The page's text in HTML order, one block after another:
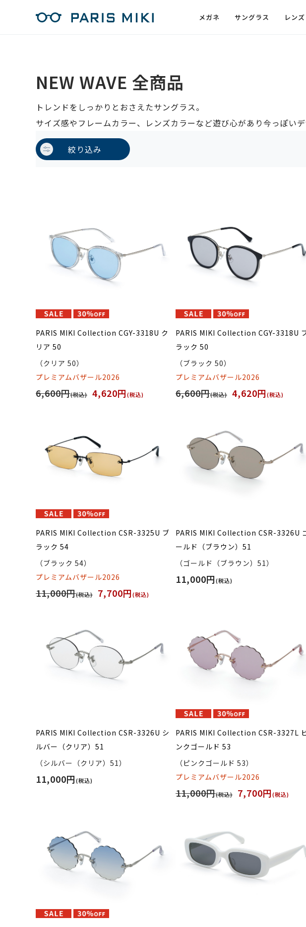
メガネ サングラス レンズ
NEW WAVE 全商品
トレンドをしっかりとおさえたサングラス。
サイズ感やフレームカラー、レンズカラーなど遊び心があり今っぽいデ
絞り込み
PARIS MIKI Collection CGY-3318U ク
リア 50
（クリア 50）
プレミアムバザール2026
6,600円(税込) 4,620円(税込)
PARIS MIKI Collection CGY-3318U
ラック 50
（ブラック 50）
プレミアムバザール2026
6,600円(税込) 4,620円(税込)
PARIS MIKI Collection CSR-3325U ブ
ラック 54
（ブラック 54）
プレミアムバザール2026
11,000円(税込) 7,700円(税込)
PARIS MIKI Collection CSR-3326U
ールド（ブラウン）51
（ゴールド（ブラウン）51）
11,000円(税込)
PARIS MIKI Collection CSR-3326U シ
ルバー（クリア）51
（シルバー（クリア）51）
11,000円(税込)
PARIS MIKI Collection CSR-3327L
ンクゴールド 53
（ピンクゴールド 53）
プレミアムバザール2026
11,000円(税込) 7,700円(税込)